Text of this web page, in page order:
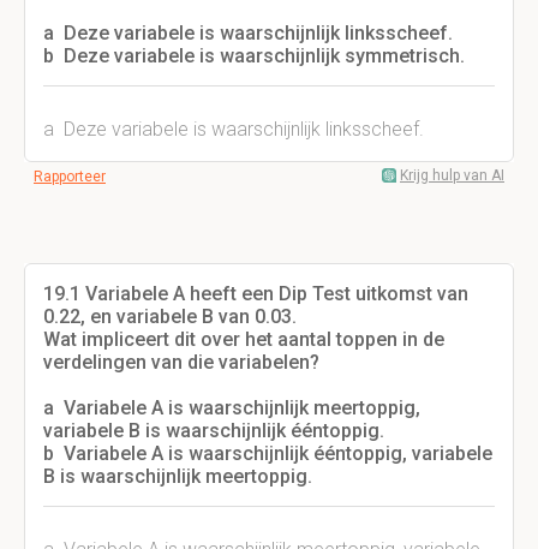
a Deze variabele is waarschijnlijk linksscheef.
b Deze variabele is waarschijnlijk symmetrisch.
a Deze variabele is waarschijnlijk linksscheef.
Rapporteer Krijg hulp van AI
19.1 Variabele A heeft een Dip Test uitkomst van
0.22, en variabele B van 0.03.
Wat impliceert dit over het aantal toppen in de
verdelingen van die variabelen?
a Variabele A is waarschijnlijk meertoppig,
variabele B is waarschijnlijk ééntoppig.
b Variabele A is waarschijnlijk ééntoppig, variabele
B is waarschijnlijk meertoppig.